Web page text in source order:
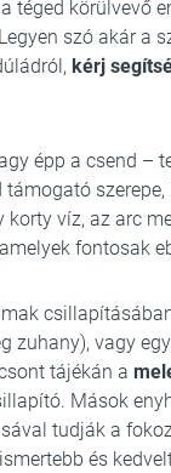
téged körülvevő
szó akár a
kérj
épp a csend –
támogató
korty víz, az arc
fontosak
zuhany), vagy
tájékán a
Mások
tudják a
és